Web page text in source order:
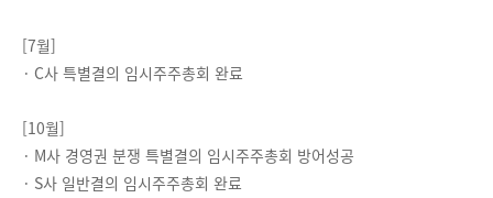
[7월]
· C사 특별결의 임시주주총회 완료
[10월]
· M사 경영권 분쟁 특별결의 임시주주총회 방어성공
· S사 일반결의 임시주주총회 완료